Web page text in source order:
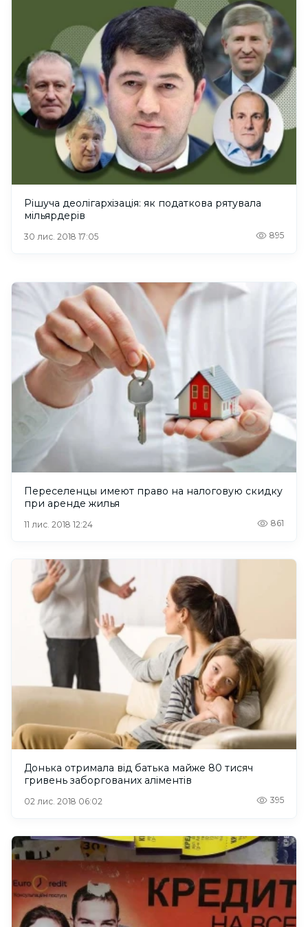
Рішуча деолігархізація: як податкова рятувала
мільярдерів
30 лис. 2018 17:05 895
Переселенцы имеют право на налоговую скидку
при аренде жилья
11 лис. 2018 12:24 861
Донька отримала від батька майже 80 тисяч
гривень заборгованих аліментів
02 лис. 2018 06:02 395